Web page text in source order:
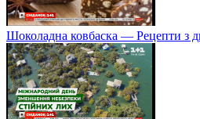
Шоколадна ковбаска — Рецепти з